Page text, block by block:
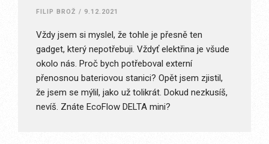
FILIP BROŽ / 9.12.2021
Vždy jsem si myslel, že tohle je přesně ten
gadget, který nepotřebuji. Vždyť elektřina je všude
okolo nás. Proč bych potřeboval externí
přenosnou bateriovou stanici? Opět jsem zjistil,
že jsem se mýlil, jako už tolikrát. Dokud nezkusíš,
nevíš. Znáte EcoFlow DELTA mini?